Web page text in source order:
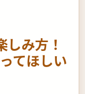
しみ方！
てほしい